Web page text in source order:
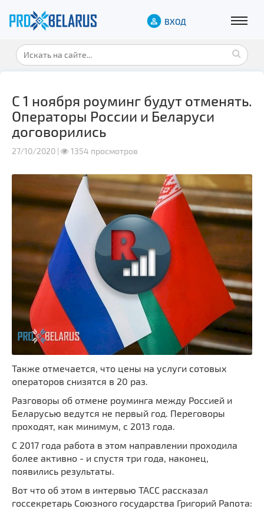
ВХОД
С 1 ноября роуминг будут отменять.
Операторы России и Беларуси
договорились
27/10/2020 | 1354 просмотров
Также отмечается, что цены на услуги сотовых
операторов снизятся в 20 раз.
Разговоры об отмене роуминга между Россией и
Беларусью ведутся не первый год. Переговоры
проходят, как минимум, с 2013 года.
С 2017 года работа в этом направлении проходила
более активно - и спустя три года, наконец,
появились результаты.
Вот что об этом в интервью ТАСС рассказал
госсекретарь Союзного государства Григорий Рапота: